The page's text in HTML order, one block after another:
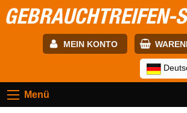
GEBRAUCHTREIFEN-
MEIN KONTO
Passwort:
Menü